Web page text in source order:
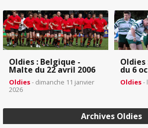
Oldies : Belgique -
Malte du 22 avril 2006
Oldies- dimanche 11 janvier
2026
Oldies
du 6
Oldies-
Archives Oldies